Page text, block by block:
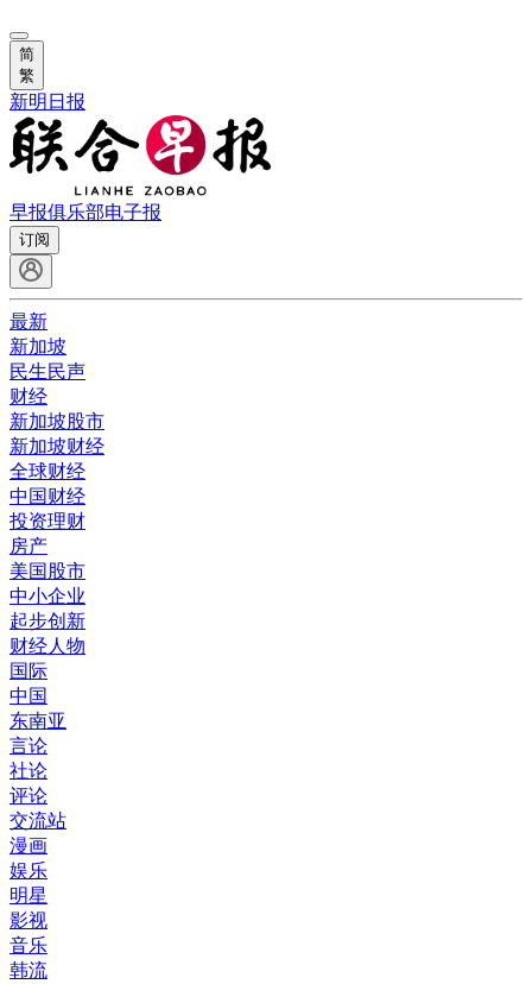
简
繁
新明日报
早报俱乐部电子报
订阅
最新
新加坡
民生民声
财经
新加坡股市
新加坡财经
全球财经
中国财经
投资理财
房产
美国股市
中小企业
起步创新
财经人物
国际
中国
东南亚
言论
社论
评论
交流站
漫画
娱乐
明星
影视
音乐
韩流